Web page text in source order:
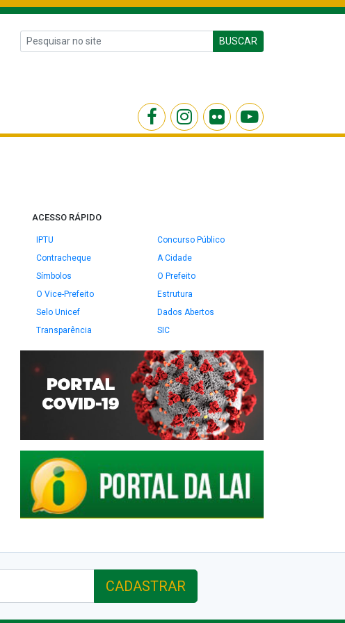
BUSCAR
ACESSO RÁPIDO
IPTU
Concurso Público
Contracheque
A Cidade
Símbolos
O Prefeito
O Vice-Prefeito
Estrutura
Selo Unicef
Dados Abertos
Transparência
SIC
CADASTRAR